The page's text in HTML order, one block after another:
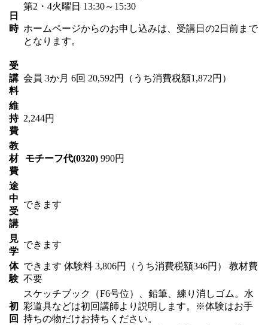
日
時
第2・4火曜日 13:30～15:30
ホームページからのお申し込みは、受講日の2日前まで
となります。
受
講
料
会員 3か月 6回 20,592円（うち消費税額1,872円）
維
持
費
2,244円
教
材
費
モチーフ代(0320) 990円
途
中
受
講
できます
見
学
できます
体
験
できます 体験料 3,806円（うち消費税額346円） 教材費
不要
初
回
スケッチブック（F6号位）、鉛筆、練り消しゴム。水
彩道具などは初回講師より説明します。※体験はお手
持ちの物だけお持ちください。